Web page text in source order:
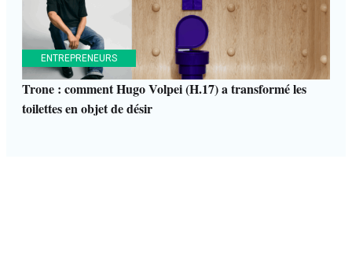
ENTREPRENEURS
Trone : comment Hugo Volpei (H.17) a transformé les
toilettes en objet de désir